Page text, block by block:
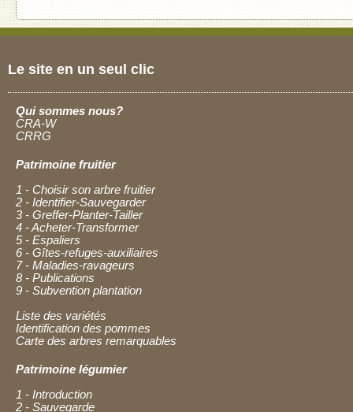
Le site en un seul clic
Qui sommes nous?
CRA-W
CRRG
Patrimoine fruitier
1 - Choisir son arbre fruitier
2 - Identifier-Sauvegarder
3 - Greffer-Planter-Tailler
4 - Acheter-Transformer
5 - Espaliers
6 - Gîtes-refuges-auxiliaires
7 - Maladies-ravageurs
8 - Publications
9 - Subvention plantation
Liste des variétés
Identification des pommes
Carte des arbres remarquables
Patrimoine légumier
1 - Introduction
2 - Sauvegarde